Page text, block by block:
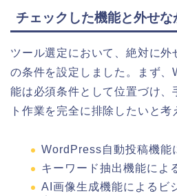
チェックした機能と外せな
ツール選定において、絶対に外
の条件を設定しました。まず
能は必須条件として位置づけ、
ト作業を完全に排除したいと考
WordPress自動投稿機能
キーワード抽出機能によ
AI画像生成機能によるビ